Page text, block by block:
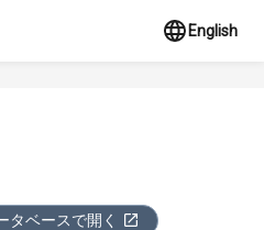
English
タベースで開く